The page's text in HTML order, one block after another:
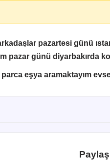
pazartesi günü
pazar günü diyarbakırda
eşya aramaktayım
Paylaş